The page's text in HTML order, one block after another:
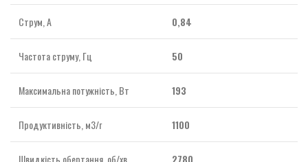
Струм, А 0,84
Частота струму, Гц 50
Максимальна потужність, Вт 193
Продуктивність, м3/г 1100
Швидкість обертання, об/хв 2780